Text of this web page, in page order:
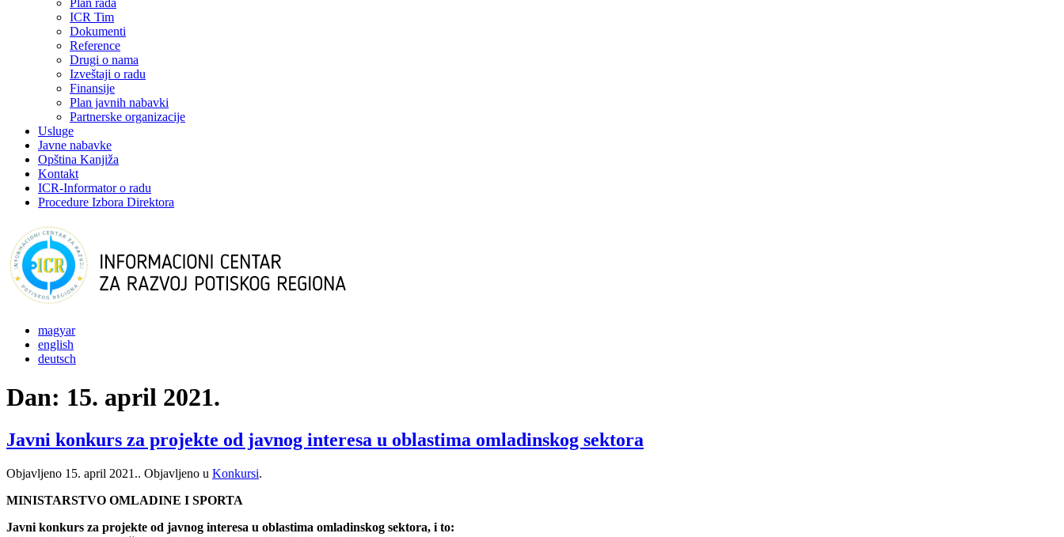
Plan rada
ICR Tim
Dokumenti
Reference
Drugi o nama
Izveštaji o radu
Finansije
Plan javnih nabavki
Partnerske organizacije
Usluge
Javne nabavke
Opština Kanjiža
Kontakt
ICR-Informator o radu
Procedure Izbora Direktora
magyar
english
deutsch
Dan: 15. april 2021.
Javni konkurs za projekte od javnog interesa u oblastima omladinskog sektora
Objavljeno 15. april 2021.. Objavljeno u Konkursi.
MINISTARSTVO OMLADINE I SPORTA
Javni konkurs za projekte od javnog interesa u oblastima omladinskog sektora, i to: